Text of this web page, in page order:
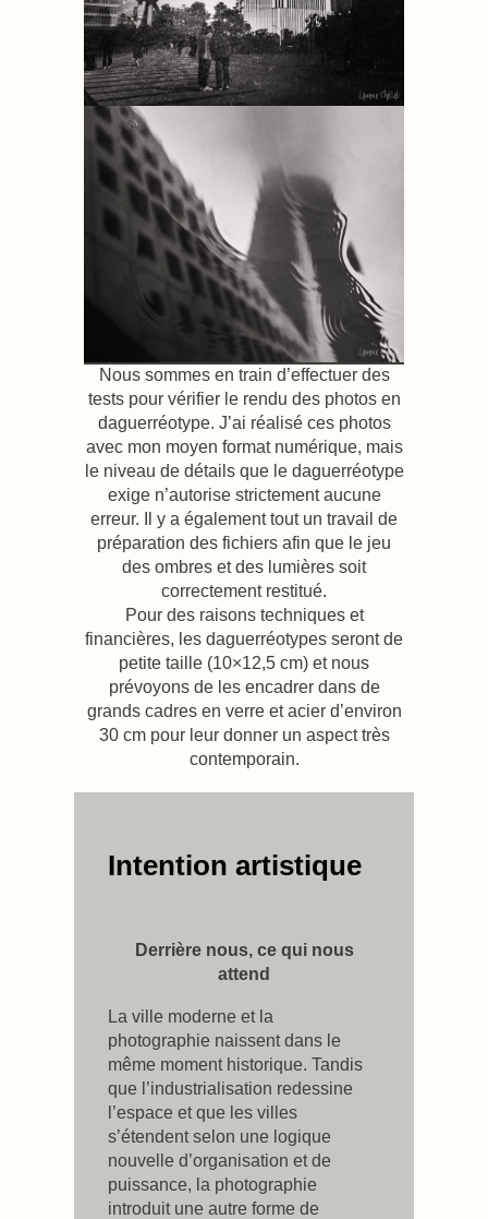
Nous sommes en train d’effectuer des
tests pour vérifier le rendu des photos en
daguerréotype. J’ai réalisé ces photos
avec mon moyen format numérique, mais
le niveau de détails que le daguerréotype
exige n’autorise strictement aucune
erreur. Il y a également tout un travail de
préparation des fichiers afin que le jeu
des ombres et des lumières soit
correctement restitué.
Pour des raisons techniques et
financières, les daguerréotypes seront de
petite taille (10×12,5 cm) et nous
prévoyons de les encadrer dans de
grands cadres en verre et acier d’environ
30 cm pour leur donner un aspect très
contemporain.
Intention artistique
Derrière nous, ce qui nous
attend
La ville moderne et la
photographie naissent dans le
même moment historique. Tandis
que l’industrialisation redessine
l’espace et que les villes
s’étendent selon une logique
nouvelle d’organisation et de
puissance, la photographie
introduit une autre forme de